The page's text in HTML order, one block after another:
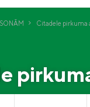
Citadele pirkuma